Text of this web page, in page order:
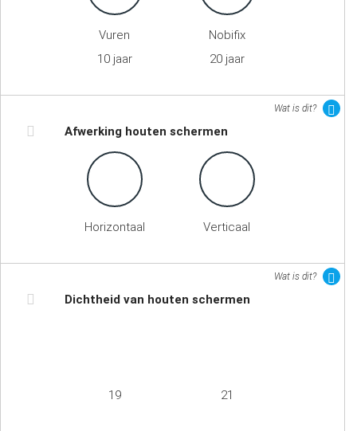
Vuren
10 jaar
Nobifix
20 jaar
Wat is dit?
Afwerking houten schermen
Horizontaal Verticaal
Wat is dit?
Dichtheid van houten schermen
19 21